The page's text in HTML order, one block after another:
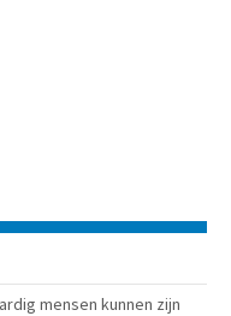
mensen kunnen zijn